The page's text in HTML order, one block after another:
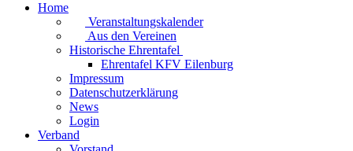
Home
Veranstaltungskalender
Aus den Vereinen
Historische Ehrentafel
Ehrentafel KFV Eilenburg
Impressum
Datenschutzerklärung
News
Login
Verband